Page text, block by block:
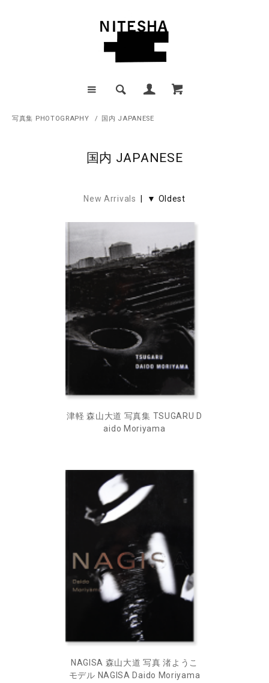
写真集 PHOTOGRAPHY / 国内 JAPANESE
国内 JAPANESE
New Arrivals | ▼ Oldest
津軽 森山大道 写真集 TSUGARU D
aido Moriyama
NAGISA 森山大道 写真 渚ようこ
モデル NAGISA Daido Moriyama